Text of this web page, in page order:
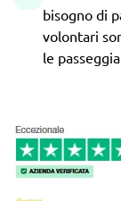
bisogno di
volontari
le